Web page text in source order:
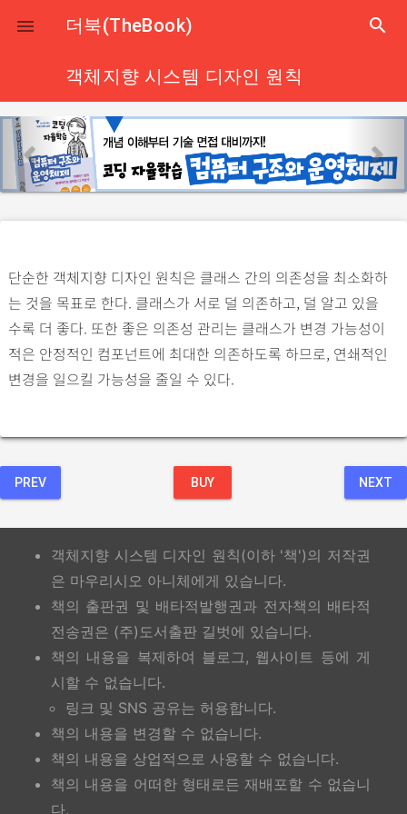
close
 더북(TheBook) search
객체지향 시스템 디자인 원칙
p
r
e
u
s
e
x
단순한 객체지향 디자인 원칙은 클래스 간의 의존성을 최소화하
는 것을 목표로 한다. 클래스가 서로 덜 의존하고, 덜 알고 있을
수록 더 좋다. 또한 좋은 의존성 관리는 클래스가 변경 가능성이
적은 안정적인 컴포넌트에 최대한 의존하도록 하므로, 연쇄적인
변경을 일으킬 가능성을 줄일 수 있다.
PREV BUY NEXT
객체지향 시스템 디자인 원칙(이하 '책')의 저작권
은 마우리시오 아니체에게 있습니다.
책의 출판권 및 배타적발행권과 전자책의 배타적
전송권은 (주)도서출판 길벗에 있습니다.
책의 내용을 복제하여 블로그, 웹사이트 등에 게
시할 수 없습니다.
링크 및 SNS 공유는 허용합니다.
책의 내용을 변경할 수 없습니다.
책의 내용을 상업적으로 사용할 수 없습니다.
책의 내용을 어떠한 형태로든 재배포할 수 없습니
다.